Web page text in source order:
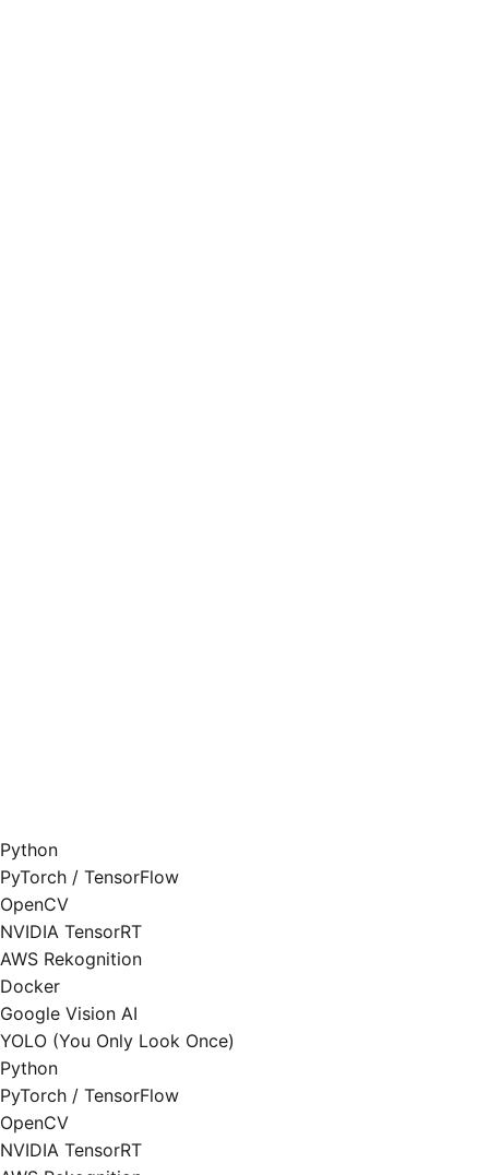
Python
PyTorch / TensorFlow
OpenCV
NVIDIA TensorRT
AWS Rekognition
Docker
Google Vision AI
YOLO (You Only Look Once)
Python
PyTorch / TensorFlow
OpenCV
NVIDIA TensorRT